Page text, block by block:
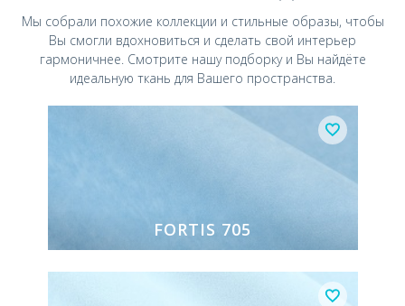
Мы собрали похожие коллекции и стильные образы, чтобы
Вы смогли вдохновиться и сделать свой интерьер
гармоничнее. Смотрите нашу подборку и Вы найдёте
идеальную ткань для Вашего пространства.
FORTIS 705